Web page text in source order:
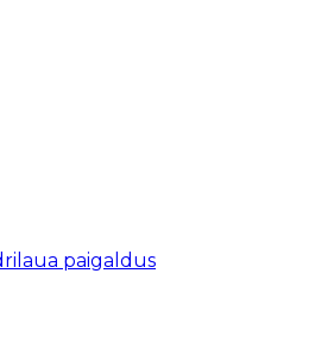
paigaldus